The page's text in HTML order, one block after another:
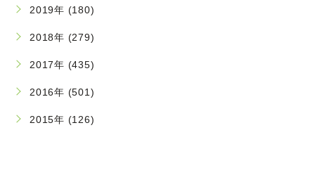
2019年 (180)
2018年 (279)
2017年 (435)
2016年 (501)
2015年 (126)